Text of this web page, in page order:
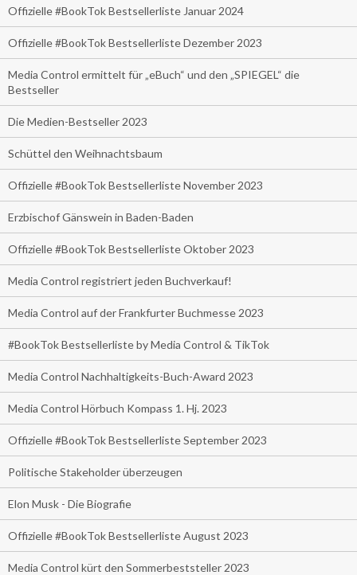
Offizielle #BookTok Bestsellerliste Januar 2024
Offizielle #BookTok Bestsellerliste Dezember 2023
Media Control ermittelt für „eBuch“ und den „SPIEGEL“ die
Bestseller
Die Medien-Bestseller 2023
Schüttel den Weihnachtsbaum
Offizielle #BookTok Bestsellerliste November 2023
Erzbischof Gänswein in Baden-Baden
Offizielle #BookTok Bestsellerliste Oktober 2023
Media Control registriert jeden Buchverkauf!
Media Control auf der Frankfurter Buchmesse 2023
#BookTok Bestsellerliste by Media Control & TikTok
Media Control Nachhaltigkeits-Buch-Award 2023
Media Control Hörbuch Kompass 1. Hj. 2023
Offizielle #BookTok Bestsellerliste September 2023
Politische Stakeholder überzeugen
Elon Musk - Die Biografie
Offizielle #BookTok Bestsellerliste August 2023
Media Control kürt den Sommerbeststeller 2023